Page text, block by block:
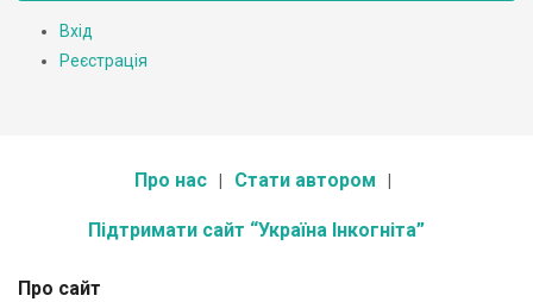
Вхід
Реєстрація
Про нас Стати автором
Підтримати сайт “Україна Інкогніта”
Про сайт